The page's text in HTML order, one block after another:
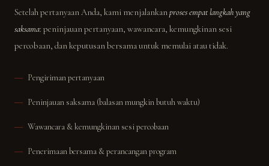
Setelah pertanyaan Anda, kami menjalankanproses empat langkah yang
saksama: peninjauan pertanyaan, wawancara, kemungkinan sesi
percobaan, dan keputusan bersama untuk memulai atau tidak.
Pengiriman pertanyaan
Peninjauan saksama (balasan mungkin butuh waktu)
Wawancara & kemungkinan sesi percobaan
Penerimaan bersama & perancangan program